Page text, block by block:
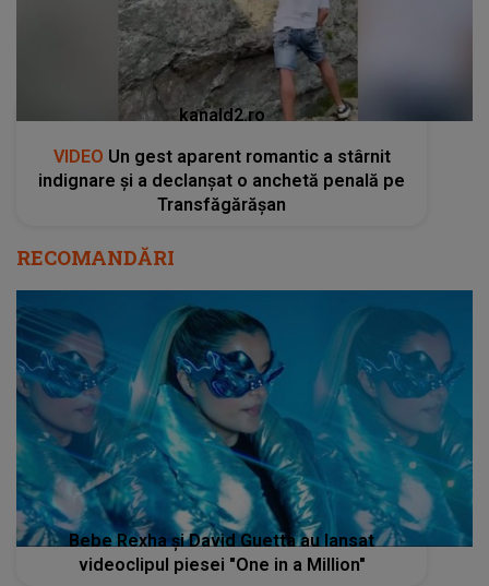
kanald2.ro
VIDEO Un gest aparent romantic a stârnit
indignare și a declanșat o anchetă penală pe
Transfăgărășan
RECOMANDĂRI
Bebe Rexha și David Guetta au lansat
videoclipul piesei "One in a Million"